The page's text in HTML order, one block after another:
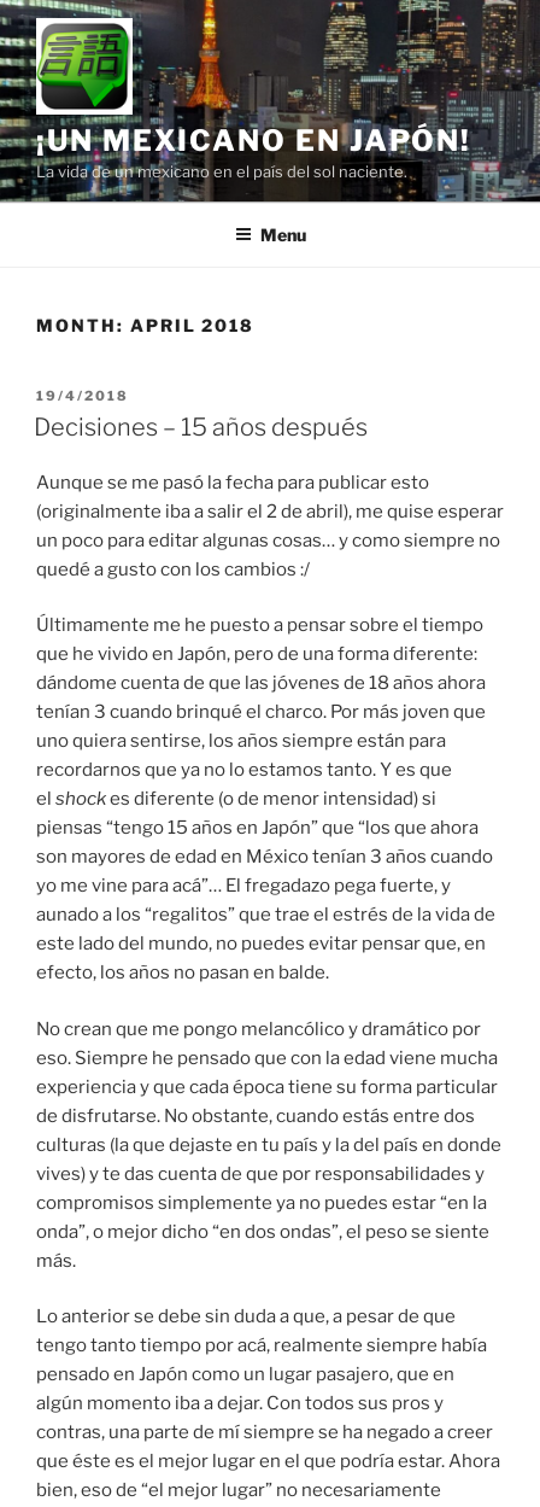
Skip
to
content
¡UN MEXICANO EN JAPÓN!
La vida de un mexicano en el país del sol naciente.
Menu
MONTH: APRIL 2018
POSTED
ON
19/4/2018
Decisiones – 15 años después
Aunque se me pasó la fecha para publicar esto
(originalmente iba a salir el 2 de abril), me quise esperar
un poco para editar algunas cosas… y como siempre no
quedé a gusto con los cambios :/
Últimamente me he puesto a pensar sobre el tiempo
que he vivido en Japón, pero de una forma diferente:
dándome cuenta de que las jóvenes de 18 años ahora
tenían 3 cuando brinqué el charco. Por más joven que
uno quiera sentirse, los años siempre están para
recordarnos que ya no lo estamos tanto. Y es que
el shockes diferente (o de menor intensidad) si
piensas “tengo 15 años en Japón” que “los que ahora
son mayores de edad en México tenían 3 años cuando
yo me vine para acá”… El fregadazo pega fuerte, y
aunado a los “regalitos” que trae el estrés de la vida de
este lado del mundo, no puedes evitar pensar que, en
efecto, los años no pasan en balde.
No crean que me pongo melancólico y dramático por
eso. Siempre he pensado que con la edad viene mucha
experiencia y que cada época tiene su forma particular
de disfrutarse. No obstante, cuando estás entre dos
culturas (la que dejaste en tu país y la del país en donde
vives) y te das cuenta de que por responsabilidades y
compromisos simplemente ya no puedes estar “en la
onda”, o mejor dicho “en dos ondas”, el peso se siente
más.
Lo anterior se debe sin duda a que, a pesar de que
tengo tanto tiempo por acá, realmente siempre había
pensado en Japón como un lugar pasajero, que en
algún momento iba a dejar. Con todos sus pros y
contras, una parte de mí siempre se ha negado a creer
que éste es el mejor lugar en el que podría estar. Ahora
bien, eso de “el mejor lugar” no necesariamente